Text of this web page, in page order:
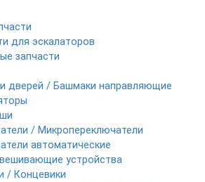
для эскалаторов
запчасти
дверей / Башмаки направляющие
/ Микропереключатели
автоматические
устройства
/ Концевики